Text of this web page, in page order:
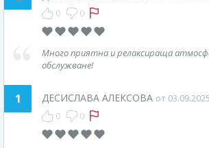
0 0
Много приятна и релаксираща
обслужване!
1 ДЕСИСЛАВА АЛЕКСОВА от
0 0